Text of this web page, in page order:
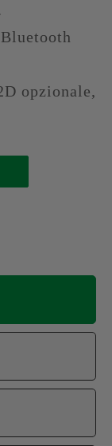
opzionale,